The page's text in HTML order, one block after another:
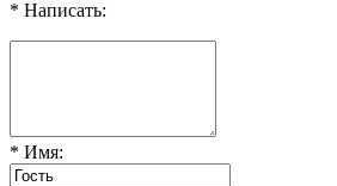
* Написать:
* Имя: